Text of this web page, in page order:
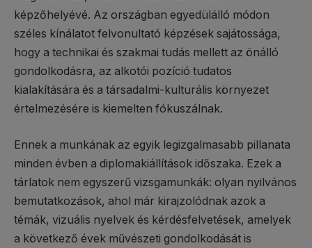
képzőhelyévé. Az országban egyedülálló módon
széles kínálatot felvonultató képzések sajátossága,
hogy a technikai és szakmai tudás mellett az önálló
gondolkodásra, az alkotói pozíció tudatos
kialakítására és a társadalmi-kulturális környezet
értelmezésére is kiemelten fókuszálnak.
Ennek a munkának az egyik legizgalmasabb pillanata
minden évben a diplomakiállítások időszaka. Ezek a
tárlatok nem egyszerű vizsgamunkák: olyan nyilvános
bemutatkozások, ahol már kirajzolódnak azok a
témák, vizuális nyelvek és kérdésfelvetések, amelyek
a következő évek művészeti gondolkodását is